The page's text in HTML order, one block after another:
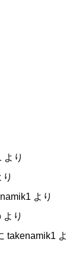
より
り
より
より
takenamik1 よ